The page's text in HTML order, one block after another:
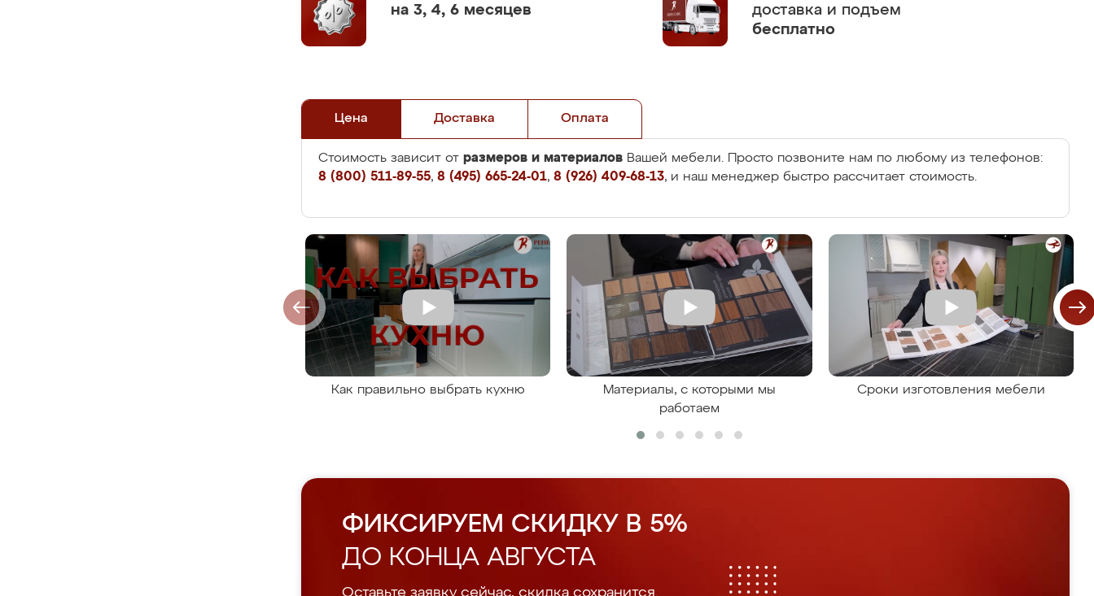
на 3, 4, 6 месяцев
доставка и подъем
бесплатно
Цена Доставка Оплата
Стоимость зависит от размеров и материалов Вашей мебели. Просто позвоните нам по любому из телефонов:
8 (800) 511-89-55, 8 (495) 665-24-01, 8 (926) 409-68-13, и наш менеджер быстро рассчитает стоимость.
Как правильно выбрать кухню
Материалы, с которыми мы
работаем
Сроки изготовления мебели
ФИКСИРУЕМ СКИДКУ В 5%
ДО КОНЦА АВГУСТА
Оставьте заявку сейчас, скидка сохранится.